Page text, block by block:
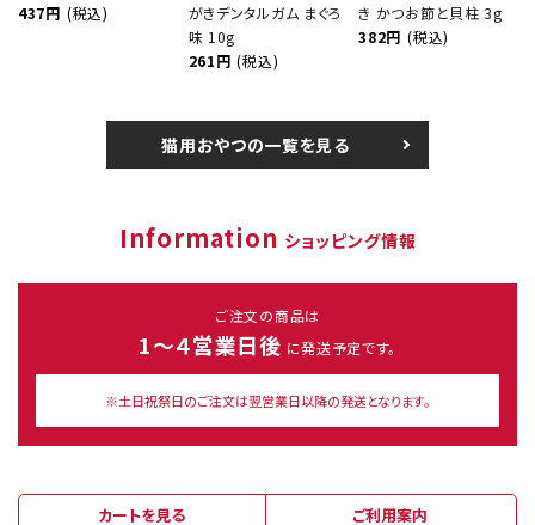
437円 (税込)
がきデンタルガム まぐろ
味 10g
261円 (税込)
き かつお節と貝柱 3g
382円 (税込)
猫用おやつの一覧を見る
Information ショッピング情報
ご注文の商品は
1～４営業日後 に発送予定です。
※土日祝祭日のご注文は翌営業日以降の発送となります。
カートを見る ご利用案内